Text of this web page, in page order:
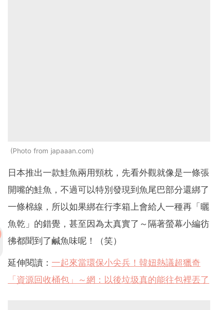
Photo from japaaan.com
日本推出一款鮭魚兩用頸枕，先看外觀就像是一條張
開嘴的鮭魚，不過可以特別發現到魚尾巴部分還綁了
一條棉線，所以如果綁在行李箱上會給人一種再「曬
魚乾」的錯覺，甚至因為太真實了～隔著螢幕小編彷
彿都聞到了鹹魚味呢！（笑）
延伸閱讀： 一起來當環保小尖兵！韓妞熱議超獵奇
「資源回收桶包」～網：以後垃圾真的能往包裡丟了